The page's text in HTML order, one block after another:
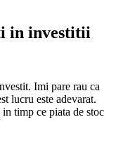
in investitii
Imi pare rau ca
lucru este adevarat.
timp ce piata de stoc